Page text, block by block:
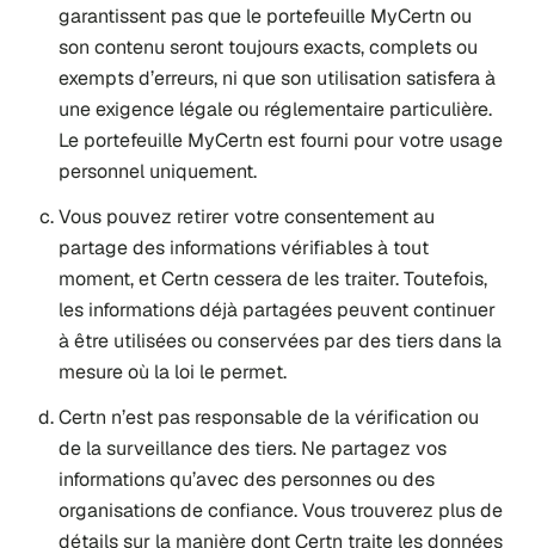
garantissent pas que le portefeuille MyCertn ou
son contenu seront toujours exacts, complets ou
exempts d’erreurs, ni que son utilisation satisfera à
une exigence légale ou réglementaire particulière.
Le portefeuille MyCertn est fourni pour votre usage
personnel uniquement.
Vous pouvez retirer votre consentement au
partage des informations vérifiables à tout
moment, et Certn cessera de les traiter. Toutefois,
les informations déjà partagées peuvent continuer
à être utilisées ou conservées par des tiers dans la
mesure où la loi le permet.
Certn n’est pas responsable de la vérification ou
de la surveillance des tiers. Ne partagez vos
informations qu’avec des personnes ou des
organisations de confiance. Vous trouverez plus de
détails sur la manière dont Certn traite les données